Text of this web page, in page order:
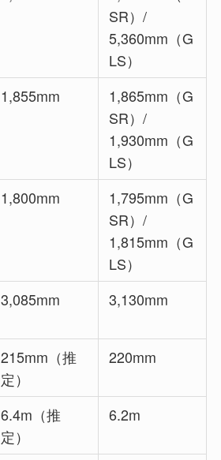
SR）/
5,360mm（G
LS）
1,855mm
1,865mm（G
SR）/
1,930mm（G
LS）
1,800mm
1,795mm（G
SR）/
1,815mm（G
LS）
3,085mm 3,130mm
215mm（推
定）
220mm
6.4m（推
定）
6.2m